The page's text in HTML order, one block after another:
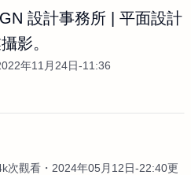
設計事務所 | 平面設計
影。
年11月24日-11:36
次觀看
2024年05月12日-22:40更